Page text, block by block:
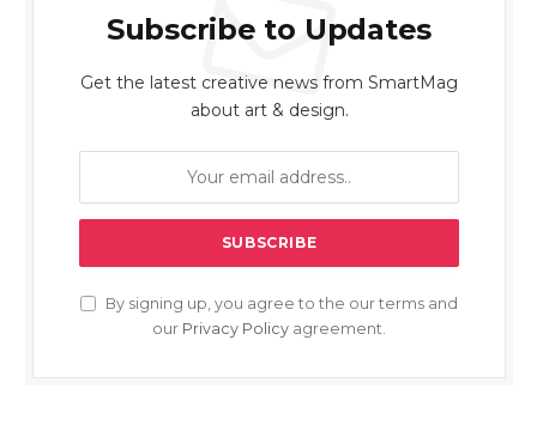
Subscribe to Updates
Get the latest creative news from SmartMag
about art & design.
By signing up, you agree to the our terms and
our Privacy Policy agreement.